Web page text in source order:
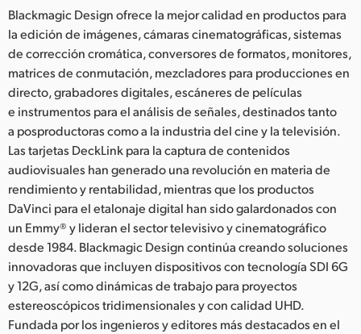
Blackmagic Design ofrece la mejor calidad en productos para
la edición de imágenes, cámaras cinematográficas, sistemas
de corrección cromática, conversores de formatos, monitores,
matrices de conmutación, mezcladores para producciones en
directo, grabadores digitales, escáneres de películas
e instrumentos para el análisis de señales, destinados tanto
a posproductoras como a la industria del cine y la televisión.
Las tarjetas DeckLink para la captura de contenidos
audiovisuales han generado una revolución en materia de
rendimiento y rentabilidad, mientras que los productos
DaVinci para el etalonaje digital han sido galardonados con
un Emmy® y lideran el sector televisivo y cinematográfico
desde 1984. Blackmagic Design continúa creando soluciones
innovadoras que incluyen dispositivos con tecnología SDI 6G
y 12G, así como dinámicas de trabajo para proyectos
estereoscópicos tridimensionales y con calidad UHD.
Fundada por los ingenieros y editores más destacados en el